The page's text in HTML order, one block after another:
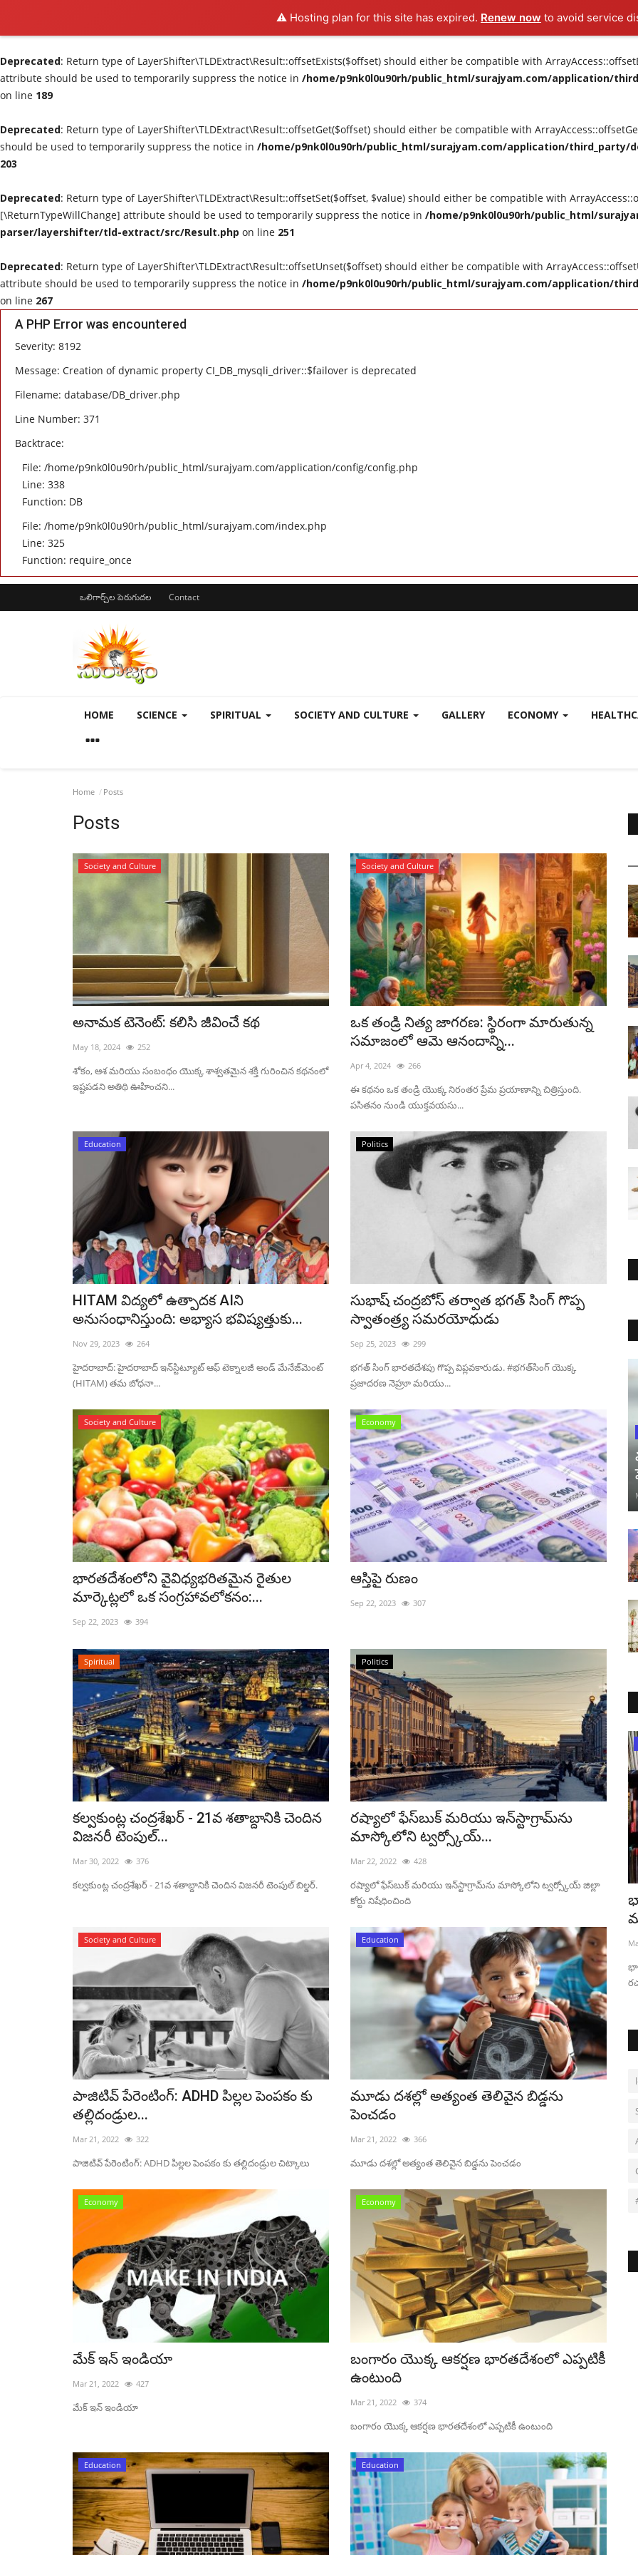
⚠️ Hosting plan for this site has expired. Renew now to avoid service
Deprecated: Return type of LayerShifter\TLDExtract\Result::offsetExists($offset) should either be compatible with
attribute should be used to temporarily suppress the notice in /home/p9nk0l0u90rh/public_html/surajyam.com/application/
on line 189
Deprecated: Return type of LayerShifter\TLDExtract\Result::offsetGet($offset) should either be compatible with
should be used to temporarily suppress the notice in /home/p9nk0l0u90rh/public_html/surajyam.com/application/
203
Deprecated: Return type of LayerShifter\TLDExtract\Result::offsetSet($offset, $value) should either be compatible with
[\ReturnTypeWillChange] attribute should be used to temporarily suppress the notice in /home/p9nk0l0u90rh/public_html/
parser/layershifter/tld-extract/src/Result.php on line 251
Deprecated: Return type of LayerShifter\TLDExtract\Result::offsetUnset($offset) should either be compatible with
attribute should be used to temporarily suppress the notice in /home/p9nk0l0u90rh/public_html/surajyam.com/application/
on line 267
A PHP Error was encountered
Severity: 8192
Message: Creation of dynamic property CI_DB_mysqli_driver::$failover is deprecated
Filename: database/DB_driver.php
Line Number: 371
Backtrace:
File: /home/p9nk0l0u90rh/public_html/surajyam.com/application/config/config.php
Line: 338
Function: DB
File: /home/p9nk0l0u90rh/public_html/surajyam.com/index.php
Line: 325
Function: require_once
ఒలిగార్చ్‌ల పెరుగుదల Contact
HOME SCIENCE SPIRITUAL SOCIETY AND CULTURE GALLERY ECONOMY
Home Posts
Posts
Society and Culture
అనామక టెనెంట్: కలిసి జీవించే కథ
May 18, 2024 252
శోకం, ఆశ మరియు సంబంధం యొక్క శాశ్వతమైన శక్తి గురించిన కథనంలో
ఇష్టపడని అతిథి ఊహించని...
Society and Culture
ఒక తండ్రి నిత్య జాగరణ: స్థిరంగా మారుతున్న
సమాజంలో ఆమె ఆనందాన్ని...
Apr 4, 2024 266
ఈ కథనం ఒక తండ్రి యొక్క నిరంతర ప్రేమ ప్రయాణాన్ని చిత్రిస్తుంది.
పసితనం నుండి యుక్తవయసు...
Education
HITAM విద్యలో ఉత్పాదక AIని
అనుసంధానిస్తుంది: అభ్యాస భవిష్యత్తుకు...
Nov 29, 2023 264
హైదరాబాద్: హైదరాబాద్ ఇన్‌స్టిట్యూట్ ఆఫ్ టెక్నాలజీ అండ్ మేనేజ్‌మెంట్
(HITAM) తమ బోధనా...
Politics
సుభాష్ చంద్రబోస్ తర్వాత భగత్ సింగ్ గొప్ప
స్వాతంత్ర్య సమరయోధుడు
Sep 25, 2023 299
భగత్ సింగ్ భారతదేశపు గొప్ప విప్లవకారుడు. #భగత్‌సింగ్ యొక్క
ప్రజాదరణ నెహ్రూ మరియు...
Society and Culture
భారతదేశంలోని వైవిధ్యభరితమైన రైతుల
మార్కెట్లలో ఒక సంగ్రహావలోకనం:...
Sep 22, 2023 394
Economy
ఆస్తిపై రుణం
Sep 22, 2023 307
Spiritual
కల్వకుంట్ల చంద్రశేఖర్ - 21వ శతాబ్దానికి చెందిన
విజనరీ టెంపుల్...
Mar 30, 2022 376
కల్వకుంట్ల చంద్రశేఖర్ - 21వ శతాబ్దానికి చెందిన విజనరీ టెంపుల్ బిల్డర్.
Politics
రష్యాలో ఫేస్‌బుక్ మరియు ఇన్‌స్టాగ్రామ్‌ను
మాస్కోలోని ట్వర్స్కోయ్...
Mar 22, 2022 428
రష్యాలో ఫేస్‌బుక్ మరియు ఇన్‌స్టాగ్రామ్‌ను మాస్కోలోని ట్వర్స్కోయ్ జిల్లా
కోర్టు నిషేధించింది
Society and Culture
పాజిటివ్ పేరెంటింగ్: ADHD పిల్లల పెంపకం కు
తల్లిదండ్రుల...
Mar 21, 2022 322
పాజిటివ్ పేరెంటింగ్: ADHD పిల్లల పెంపకం కు తల్లిదండ్రుల చిట్కాలు
Education
మూడు దశల్లో అత్యంత తెలివైన బిడ్డను
పెంచడం
Mar 21, 2022 366
మూడు దశల్లో అత్యంత తెలివైన బిడ్డను పెంచడం
Economy
మేక్ ఇన్ ఇండియా
Mar 21, 2022 427
మేక్ ఇన్ ఇండియా
Economy
బంగారం యొక్క ఆకర్షణ భారతదేశంలో ఎప్పటికీ
ఉంటుంది
Mar 21, 2022 374
బంగారం యొక్క ఆకర్షణ భారతదేశంలో ఎప్పటికీ ఉంటుంది
Education Education
Economy
మేక్ ఇన్ ఇండియా
Education
భారతదేశానికి అప్పీలింగ్ ఫిక్షన్ రచయితలు
Mar 19, 2022 397
భారతదేశానికి అప్పీలింగ్ ఫిక్షన్ రచయితలు మరియు పిల్లల పుస్తకాల
రచయితలు అవసరం